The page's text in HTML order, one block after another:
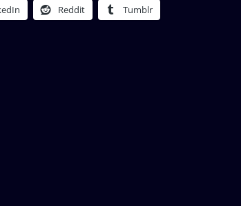
Reddit Tumblr